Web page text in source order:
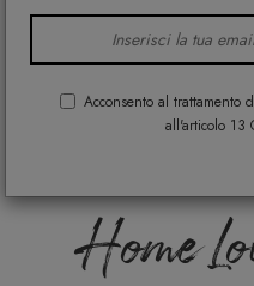
Acconsento al trattamento
all'articolo 13
Design
Home